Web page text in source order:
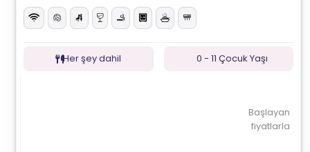
Her şey dahil 0 - 11 Çocuk Yaşı
Başlayan
fiyatlarla